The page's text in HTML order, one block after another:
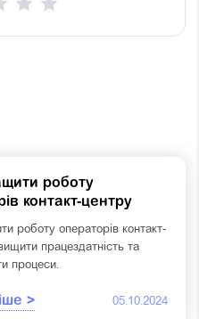
роботу
контакт-центру
роботу операторів контакт-
працездатність та
процеси.
> 05.10.2024